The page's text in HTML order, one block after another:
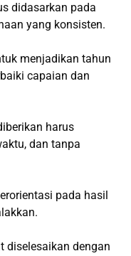
didasarkan pada
yang konsisten.
menjadikan tahun
capaian dan
harus
dan tanpa
pada hasil
diselesaikan dengan